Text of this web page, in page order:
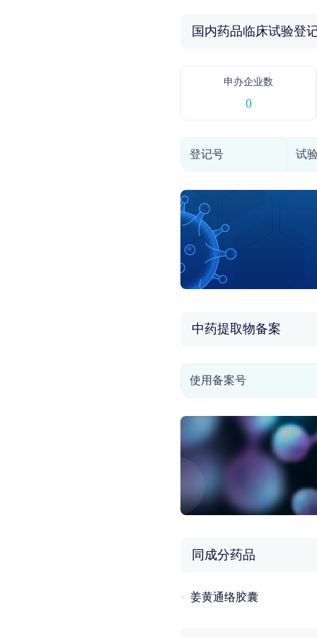
国内药品临床试验登
申办企业数
0
登记号 试
中药提取物备案
使用备案号
同成分药品
姜黄通络胶囊